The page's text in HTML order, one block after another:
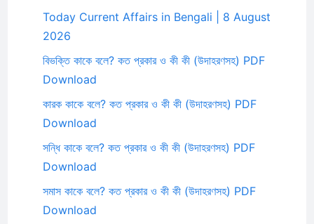
Today Current Affairs in Bengali | 8 August
2026
বিভক্তি কাকে বলে? কত প্রকার ও কী কী (উদাহরণসহ) PDF
Download
কারক কাকে বলে? কত প্রকার ও কী কী (উদাহরণসহ) PDF
Download
সন্ধি কাকে বলে? কত প্রকার ও কী কী (উদাহরণসহ) PDF
Download
সমাস কাকে বলে? কত প্রকার ও কী কী (উদাহরণসহ) PDF
Download